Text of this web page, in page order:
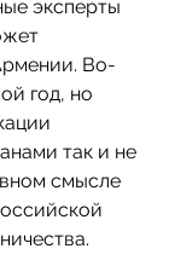
эксперты
Во-
год, но
так и не
смысле